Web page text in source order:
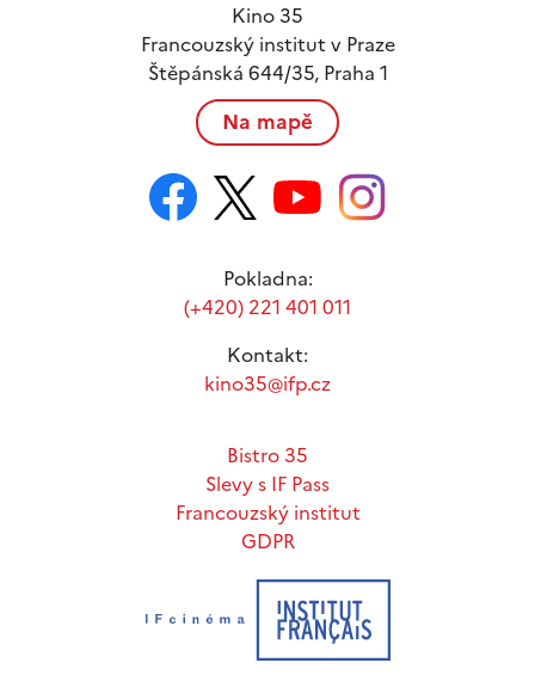
Kino 35
Francouzský institut v Praze
Štěpánská 644/35, Praha 1
Na mapě
Pokladna:
(+420) 221 401 011
Kontakt:
kino35@ifp.cz
Bistro 35
Slevy s IF Pass
Francouzský institut
GDPR